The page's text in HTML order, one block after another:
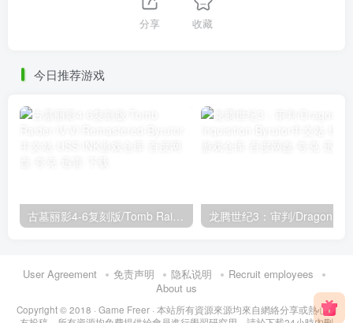
分享 收藏
今日推荐游戏
古墓丽影4-6复刻版/Tomb Raider IV-VI Remastered
User Agreement 免责声明 隐私说明
Recruit employees
About us
Copyright © 2018 · Game Freer · 本站所有資源來源均來自網絡分享或熱心網